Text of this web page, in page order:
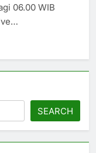
06.00 WIB
SEARCH